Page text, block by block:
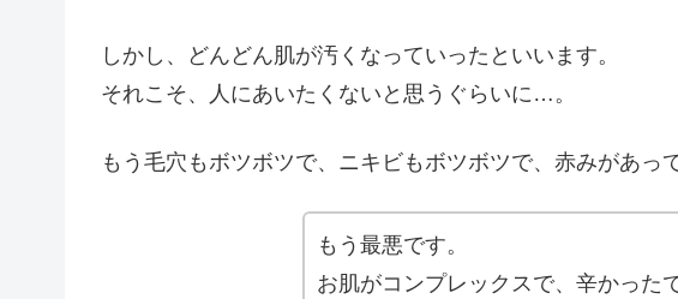
しかし、どんどん肌が汚くなっていったといいます。
それこそ、人にあいたくないと思うぐらいに…。
もう毛穴もボツボツで、ニキビもボツボツで、赤みがあっ
もう最悪です。
お肌がコンプレックスで、辛かった